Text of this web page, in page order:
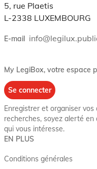
5, rue Plaetis
L-2338 LUXEMBOURG
E-mail
My LegiBox, votre espace
Se connecter
Enregistrer et organiser
recherches, soyez alerté
qui vous intéresse.
EN PLUS
Conditions générales